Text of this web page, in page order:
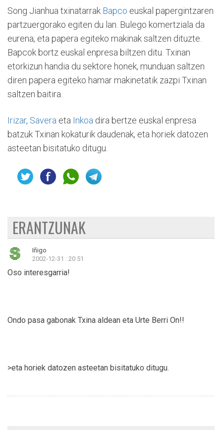
Song Jianhua txinatarrak Bapco euskal papergintzaren
partzuergorako egiten du lan. Bulego komertziala da
eurena, eta papera egiteko makinak saltzen dituzte.
Bapcok bortz euskal enpresa biltzen ditu. Txinan
etorkizun handia du sektore honek, munduan saltzen
diren papera egiteko hamar makinetatik zazpi Txinan
saltzen baitira.
Irizar, Savera eta Inkoa dira bertze euskal enpresa
batzuk Txinan kokaturik daudenak, eta horiek datozen
asteetan bisitatuko ditugu.
ERANTZUNAK
Iñigo
2002-12-31 : 20:51
Oso interesgarria!
Ondo pasa gabonak Txina aldean eta Urte Berri On!!
>eta horiek datozen asteetan bisitatuko ditugu.